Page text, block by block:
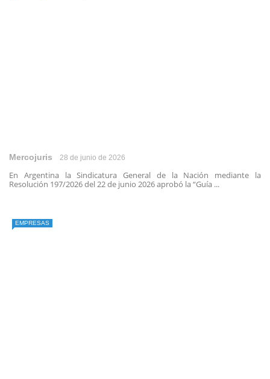
Mercojuris 28 de junio de 2026
En Argentina la Sindicatura General de la Nación mediante la
Resolución 197/2026 del 22 de junio 2026 aprobó la “Guía ...
EMPRESAS